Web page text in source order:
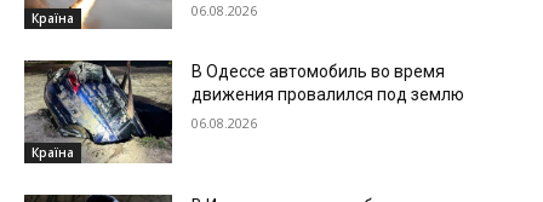
Країна 06.08.2026
Країна
В Одессе автомобиль во время
движения провалился под землю
06.08.2026